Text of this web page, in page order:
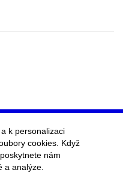
k personalizaci
cookies. Když
nám
a analýze.